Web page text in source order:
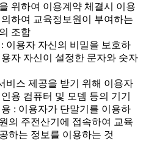
위하여 이용계약 체결시 이용
하여 교육정보원이 부여하는
조합
이용자 자신의 비밀을 보호하
자 자신이 설정한 문자와 숫자
비스 제공을 받기 위해 이용자
용 컴퓨터 및 모뎀 등의 기기
: 이용자가 단말기를 이용하
의 주전산기에 접속하여 교육
하는 정보를 이용하는 것